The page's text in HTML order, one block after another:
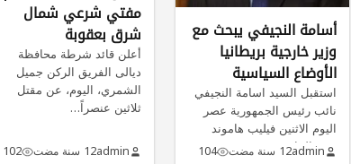
أسامة النجيفي يبحث مع
وزير خارجية بريطانيا
الأوضاع السياسية
والأمنية في العراق
استقبل السيد اسامة النجيفي
نائب رئيس الجمهورية عصر
اليوم الاثنين فيليب هاموند
وزير الخارجية…
admin12 سنة مضت 104
مفتي شرعي شمال
شرق بعقوبة
أعلن قائد شرطة محافظة
ديالى الفريق الركن جميل
الشمري، اليوم، عن مقتل
ثلاثين عنصراً…
admin12 سنة مضت 102